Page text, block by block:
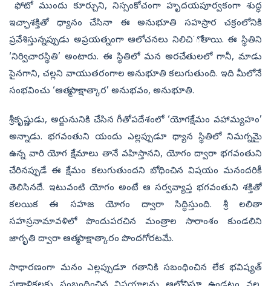
ఫోటో ముందు కూర్చుని, నిస్సంకోచంగా హృదయపూర్వకంగా శుద్ధ
ఇచ్ఛాశక్తితో ధ్యానం చేసినా ఈ అనుభూతి సహస్రార చక్రంలోనికి
ప్రవేశిస్తున్నప్పుడు అప్రయత్నంగా ఆలోచనలు నిలిచి΄ోతాయి. ఈ స్థితిని
‘నిర్విచారస్థితి’ అంటారు. ఈ స్థితిలో మన అరచేతులలో గానీ, మాడు
పైనగాని, చల్లని వాయుతరంగాల అనుభూతి కలుగుతుంది. ఇది మీలోనే
సంభవించు ‘ఆత్మసాక్షాత్కార’ అనుభవం, అనుభూతి.
శ్రీకృష్ణుడు, అర్జునునికి చేసిన గీతోపదేశంలో ‘యోగక్షేమం వహామ్యహం’
అన్నాడు. భగవంతుని యందు ఎల్లప్పుడూ ధ్యాన స్థితిలో నిమగ్నమై
ఉన్న వారి యోగ క్షేమాలు తానే వహిస్తానని, యోగం ద్వారా భగవంతుని
చేరినప్పుడే ఈ క్షేమం కలుగుతుందని బోధించిన విషయం మనందరికీ
తెలిసినదే. ఇటువంటి యోగం అంటే ఆ సర్వవ్యాప్త భగవంతుని శక్తితో
కలయిక ఈ సహజ యోగం ద్వారా సిద్ధిస్తుంది. శ్రీ లలితా
సహస్రనామావళిలో పొందుపరచిన మంత్రాల సారాంశం కుండలిని
జాగృతి ద్వారా ఆత్మసాక్షాత్కారం పొందగోరటమే.
సాధారణంగా మనం ఎల్లప్పుడూ గతానికి సబంధించిన లేక భవిష్యత్‌